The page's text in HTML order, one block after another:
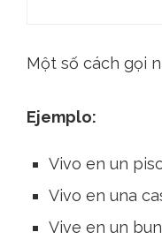
Một số cách gọi
Ejemplo:
Vivo en un
Vivo en una
Vive en un